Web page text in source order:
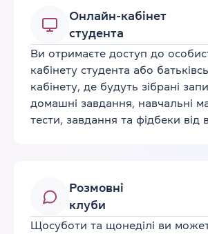
Онлайн-кабінет
студента
Ви отримаєте доступ до
кабінету студента або
кабінету, де будуть зібрані
домашні завдання, навчальні
тести, завдання та фідбеки від
Розмовні
клуби
Щосуботи та щонеділі ви